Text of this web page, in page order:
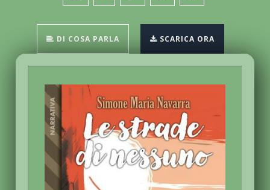
DI COSA PARLA SCARICA ORA